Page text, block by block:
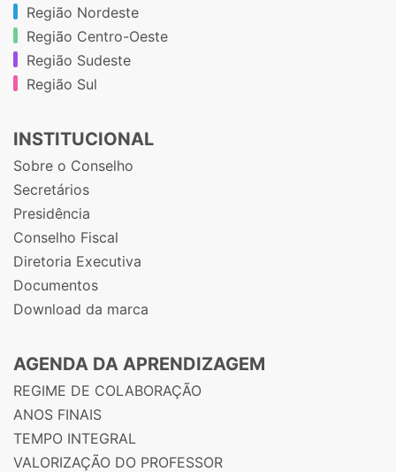
Região Nordeste
Região Centro-Oeste
Região Sudeste
Região Sul
INSTITUCIONAL
Sobre o Conselho
Secretários
Presidência
Conselho Fiscal
Diretoria Executiva
Documentos
Download da marca
AGENDA DA APRENDIZAGEM
REGIME DE COLABORAÇÃO
ANOS FINAIS
TEMPO INTEGRAL
VALORIZAÇÃO DO PROFESSOR